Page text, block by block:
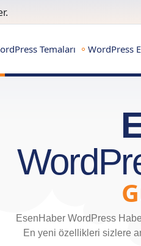
Temaları WordPress
EsenHaber WordPress
En yeni özellikleri sizlere